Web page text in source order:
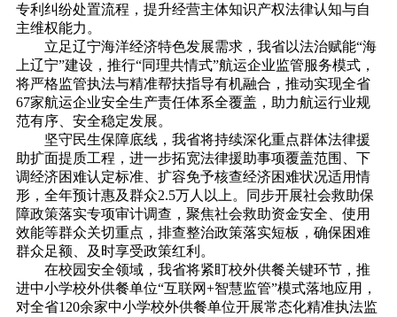
专利纠纷处置流程，提升经营主体知识产权法律认知与自
主维权能力。
立足辽宁海洋经济特色发展需求，我省以法治赋能“海
上辽宁”建设，推行“同理共情式”航运企业监管服务模式，
将严格监管执法与精准帮扶指导有机融合，推动实现全省
67家航运企业安全生产责任体系全覆盖，助力航运行业规
范有序、安全稳定发展。
坚守民生保障底线，我省将持续深化重点群体法律援
助扩面提质工程，进一步拓宽法律援助事项覆盖范围、下
调经济困难认定标准、扩容免予核查经济困难状况适用情
形，全年预计惠及群众2.5万人以上。同步开展社会救助保
障政策落实专项审计调查，聚焦社会救助资金安全、使用
效能等群众关切重点，排查整治政策落实短板，确保困难
群众足额、及时享受政策红利。
在校园安全领域，我省将紧盯校外供餐关键环节，推
进中小学校外供餐单位“互联网+智慧监管”模式落地应用，
对全省120余家中小学校外供餐单位开展常态化精准执法监